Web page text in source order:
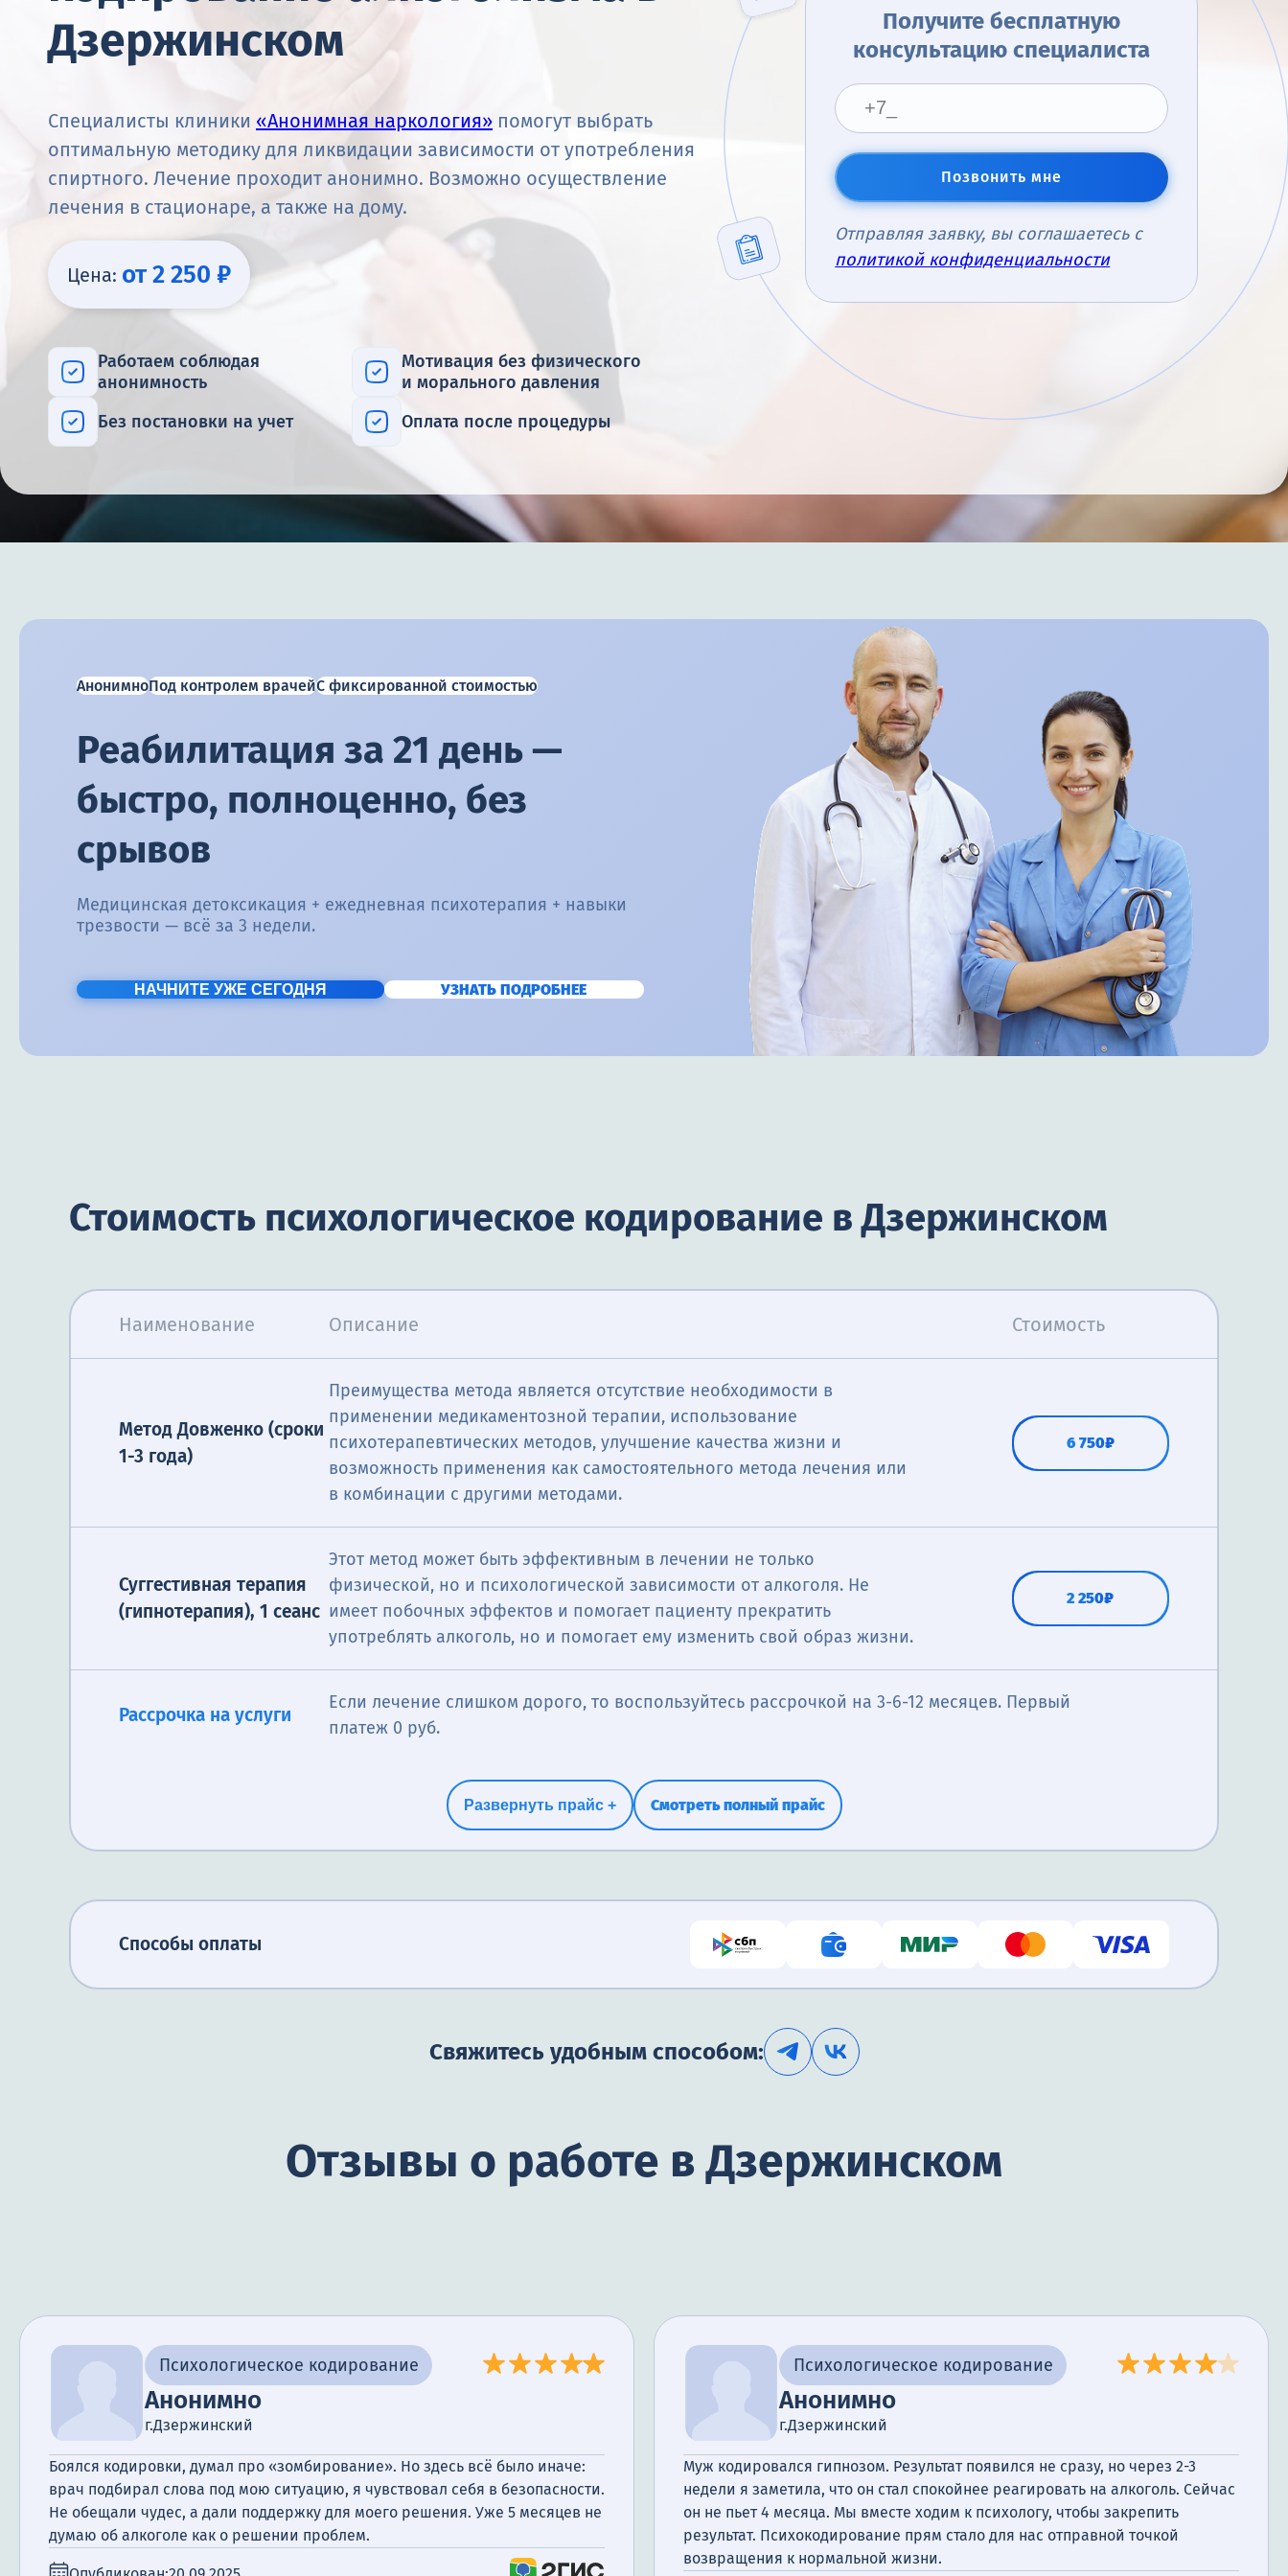
Дзержинском
Специалисты клиники «Анонимная наркология» помогут выбрать
оптимальную методику для ликвидации зависимости от употребления
спиртного. Лечение проходит анонимно. Возможно осуществление
лечения в стационаре, а также на дому.
Цена: от 2 250 ₽
Работаем соблюдая
анонимность
Мотивация без физического
и морального давления
Без постановки на учет
Оплата после процедуры
Получите бесплатную
консультацию специалиста
Позвонить мне
Отправляя заявку, вы соглашаетесь с
политикой конфиденциальности
АнонимноПод контролем врачейС фиксированной стоимостью
Реабилитация за 21 день —
быстро, полноценно, без
срывов
Медицинская детоксикация + ежедневная психотерапия + навыки
трезвости — всё за 3 недели.
НАЧНИТЕ УЖЕ СЕГОДНЯ УЗНАТЬ ПОДРОБНЕЕ
Стоимость психологическое кодирование в Дзержинском
Наименование Описание Стоимость
Метод Довженко (сроки
1-3 года)
Преимущества метода является отсутствие необходимости в
применении медикаментозной терапии, использование
психотерапевтических методов, улучшение качества жизни и
возможность применения как самостоятельного метода лечения или
в комбинации с другими методами.
6 750₽
Суггестивная терапия
(гипнотерапия), 1 сеанс
Этот метод может быть эффективным в лечении не только
физической, но и психологической зависимости от алкоголя. Не
имеет побочных эффектов и помогает пациенту прекратить
употреблять алкоголь, но и помогает ему изменить свой образ жизни.
2 250₽
Рассрочка на услуги
Если лечение слишком дорого, то воспользуйтесь рассрочкой на 3-6-12 месяцев. Первый
платеж 0 руб.
Развернуть прайс + Смотреть полный прайс
Способы оплаты
Свяжитесь удобным способом:
Отзывы о работе в Дзержинском
Психологическое кодирование
Анонимно
г.Дзержинский
Боялся кодировки, думал про «зомбирование». Но здесь всё было иначе:
врач подбирал слова под мою ситуацию, я чувствовал себя в безопасности.
Не обещали чудес, а дали поддержку для моего решения. Уже 5 месяцев не
думаю об алкоголе как о решении проблем.
Психологическое кодирование
Анонимно
г.Дзержинский
Муж кодировался гипнозом. Результат появился не сразу, но через 2-3
недели я заметила, что он стал спокойнее реагировать на алкоголь. Сейчас
он не пьет 4 месяца. Мы вместе ходим к психологу, чтобы закрепить
результат. Психокодирование прям стало для нас отправной точкой
возвращения к нормальной жизни.